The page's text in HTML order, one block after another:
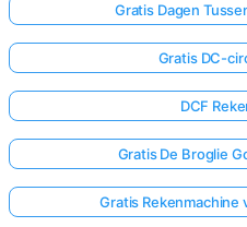
Gratis Dagen
Gratis DC-
DCF
Gratis De Broglie
Gratis Rekenmachine